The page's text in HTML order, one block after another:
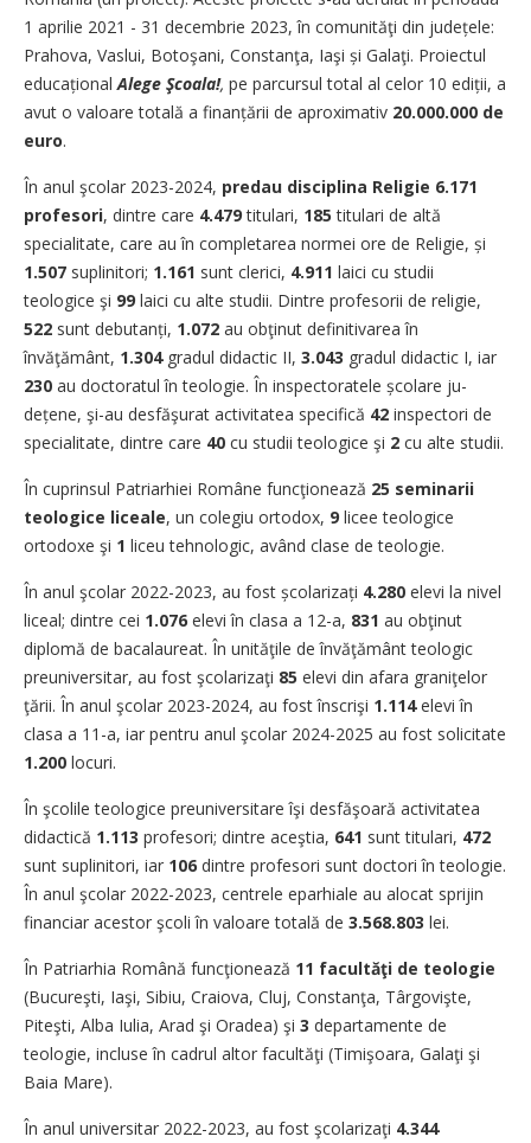
1 aprilie 2021 - 31 decembrie 2023, în comunităţi din județele:
Prahova, Vaslui, Botoşani, Constanţa, Iaşi și Galaţi. Proiectul
educațional Alege Şcoala!, pe parcursul total al celor 10 ediții, a
avut o valoare totală a finanțării de aproximativ 20.000.000 de
euro.
În anul şcolar 2023-2024, predau disciplina Religie 6.171
profesori, dintre care 4.479titulari, 185 titulari de altă
specialitate, care au în completarea normei ore de Religie, și
1.507 suplinitori; 1.161 sunt clerici, 4.911 laici cu studii
teologice şi 99 laici cu alte studii. Dintre profesorii de religie,
522 sunt debutanți, 1.072 au obţinut definitivarea în
învăţământ, 1.304 gradul didactic II, 3.043 gradul didactic I, iar
230 au doctoratul în teologie. În inspectoratele școlare ju­
dețene, şi-au desfăşurat activitatea specifică 42 inspectori de
specialitate, dintre care 40 cu studii teologice şi 2 cu alte studii.
În cuprinsul Patriarhiei Române funcţionează 25 seminarii
teologice liceale, un colegiu ortodox, 9 licee teologice
ortodoxe şi 1 liceu tehnologic, având clase de teologie.
În anul şcolar 2022-2023, au fost școlarizați 4.280 elevi la nivel
liceal; dintre cei 1.076 elevi în clasa a 12-a, 831 au obţinut
diplomă de bacalaureat. În unităţile de învăţământ teologic
preuniversitar, au fost şcolarizaţi 85 elevi din afara graniţelor
ţării. În anul şcolar 2023-2024, au fost înscrişi 1.114elevi în
clasa a 11-a, iar pentru anul şcolar 2024-2025 au fost solicitate
1.200 locuri.
În şcolile teologice preuniversitare îşi desfăşoară activitatea
didactică 1.113 profesori; dintre aceştia, 641 sunt titulari, 472
sunt suplinitori, iar 106 dintre profesori sunt doctori în teologie.
În anul şcolar 2022-2023, centrele eparhiale au alocat sprijin
financiar acestor şcoli în valoare totală de 3.568.803 lei.
În Patriarhia Română funcţionează 11 facultăţi de teologie
(Bucureşti, Iaşi, Sibiu, Craiova, Cluj, Constanţa, Târgovişte,
Piteşti, Alba Iulia, Arad şi Oradea) şi 3 departamente de
teologie, incluse în cadrul altor facultăţi (Timişoara, Galaţi şi
Baia Mare).
În anul universitar 2022-2023, au fost şcolarizaţi 4.344